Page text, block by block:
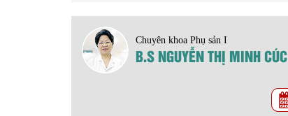
Chuyên khoa Phụ sản I
B.S NGUYỄN THỊ MINH CÚC